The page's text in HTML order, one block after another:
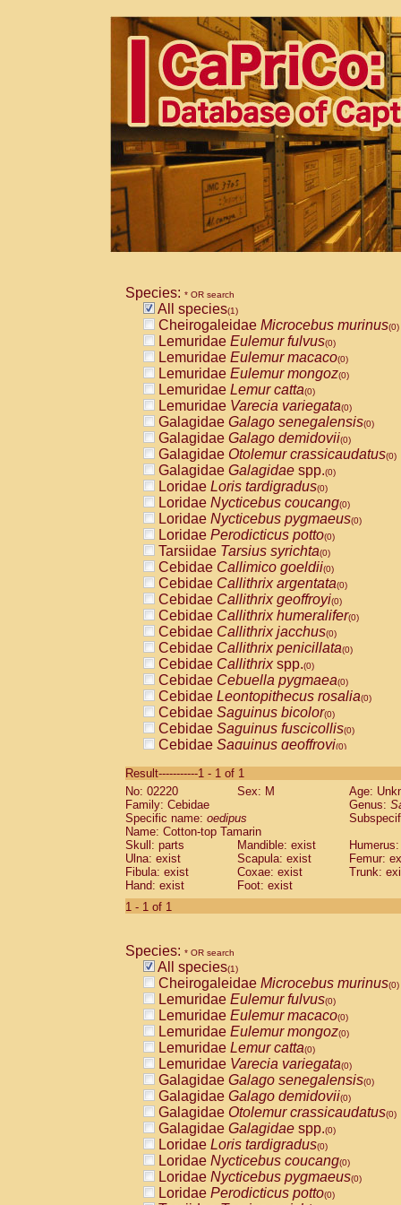
Species: * OR search
All species(1)
Cheirogaleidae Microcebus murinus(0)
Lemuridae Eulemur fulvus(0)
Lemuridae Eulemur macaco(0)
Lemuridae Eulemur mongoz(0)
Lemuridae Lemur catta(0)
Lemuridae Varecia variegata(0)
Galagidae Galago senegalensis(0)
Galagidae Galago demidovii(0)
Galagidae Otolemur crassicaudatus(0)
Galagidae Galagidae spp.(0)
Loridae Loris tardigradus(0)
Loridae Nycticebus coucang(0)
Loridae Nycticebus pygmaeus(0)
Loridae Perodicticus potto(0)
Tarsiidae Tarsius syrichta(0)
Cebidae Callimico goeldii(0)
Cebidae Callithrix argentata(0)
Cebidae Callithrix geoffroyi(0)
Cebidae Callithrix humeralifer(0)
Cebidae Callithrix jacchus(0)
Cebidae Callithrix penicillata(0)
Cebidae Callithrixspp.(0)
Cebidae Cebuella pygmaea(0)
Cebidae Leontopithecus rosalia(0)
Cebidae Saguinus bicolor(0)
Cebidae Saguinus fuscicollis(0)
Cebidae Saguinus geoffroyi(0)
CebidaeSaguinus labiatus(0)
Cebidae Saguinus leucopus (0)
Cebidae
CebidaeSaguinus mystax
Cebidae Saguinus nigricollis (0)
Cebidae Saguinus oedipus
Cebidae Saguinus weddelli
Cebidae Saguinusspp.
Cebidae
CebidaeCebus capucinus
CebidaeCebus nigrivittatus
CebidaeCebus spp.(0)
CebidaeSaimiri boliviensis(0)
CebidaeSaimiri sciureus(0)
AtelidaeAlouatta caraya(0)
AtelidaeAlouatta fusca(0)
AtelidaeAlouatta seniculus(0)
AtelidaeAlouattaspp.(0)
AtelidaeAteles belzebuth(0)
AtelidaeAteles geoffroyi(0)
AtelidaeAteles paniscus(0)
AtelidaeAtelesspp.(0)
AtelidaeLagothrix lagothricha(0)
AtelidaeLagothrix lagothricha cana
PitheciidaeCacajao calvus
Result-----------1 - 1 of 1
No: 02220
Sex: M
Age:
Family: Cebidae
Genus:
Specific name: oedipus
Name: Cotton-top Tamarin
Skull: parts
Mandible: exist
Ulna: exist
Scapula: exist
Femur:
Fibula: exist
Coxae: exist
Trunk:
Hand: exist
Foot: exist
1 - 1 of 1
Species: * OR search
All species(1)
Cheirogaleidae Microcebus murinus(0)
Lemuridae Eulemur fulvus(0)
Lemuridae Eulemur macaco(0)
Lemuridae Eulemur mongoz(0)
Lemuridae Lemur catta(0)
Lemuridae Varecia variegata(0)
Galagidae Galago senegalensis(0)
Galagidae Galago demidovii(0)
Galagidae Otolemur crassicaudatus(0)
Galagidae Galagidae spp.(0)
Loridae Loris tardigradus(0)
Loridae Nycticebus coucang(0)
Loridae Nycticebus pygmaeus(0)
Loridae Perodicticus potto(0)